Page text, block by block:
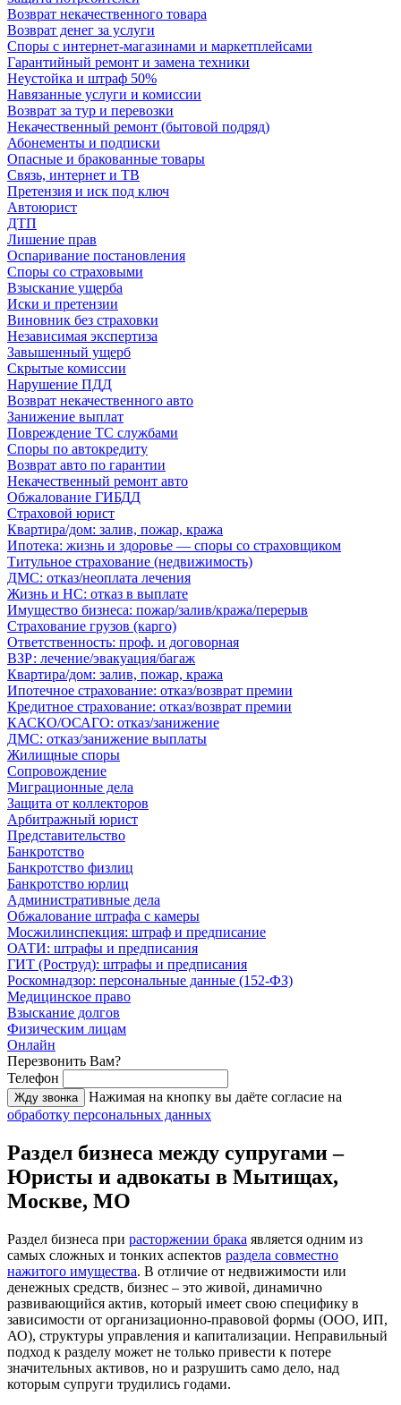
Возврат некачественного товара
Возврат денег за услуги
Споры с интернет-магазинами и маркетплейсами
Гарантийный ремонт и замена техники
Неустойка и штраф 50%
Навязанные услуги и комиссии
Возврат за тур и перевозки
Некачественный ремонт (бытовой подряд)
Абонементы и подписки
Опасные и бракованные товары
Связь, интернет и ТВ
Претензия и иск под ключ
Автоюрист
ДТП
Лишение прав
Оспаривание постановления
Споры со страховыми
Взыскание ущерба
Иски и претензии
Виновник без страховки
Независимая экспертиза
Завышенный ущерб
Скрытые комиссии
Нарушение ПДД
Возврат некачественного авто
Занижение выплат
Повреждение ТС службами
Споры по автокредиту
Возврат авто по гарантии
Некачественный ремонт авто
Обжалование ГИБДД
Страховой юрист
Квартира/дом: залив, пожар, кража
Ипотека: жизнь и здоровье — споры со страховщиком
Титульное страхование (недвижимость)
ДМС: отказ/неоплата лечения
Жизнь и НС: отказ в выплате
Имущество бизнеса: пожар/залив/кража/перерыв
Страхование грузов (карго)
Ответственность: проф. и договорная
ВЗР: лечение/эвакуация/багаж
Квартира/дом: залив, пожар, кража
Ипотечное страхование: отказ/возврат премии
Кредитное страхование: отказ/возврат премии
КАСКО/ОСАГО: отказ/занижение
ДМС: отказ/занижение выплаты
Жилищные споры
Сопровождение
Миграционные дела
Защита от коллекторов
Арбитражный юрист
Представительство
Банкротство
Банкротство физлиц
Банкротство юрлиц
Административные дела
Обжалование штрафа с камеры
Мосжилинспекция: штраф и предписание
ОАТИ: штрафы и предписания
ГИТ (Роструд): штрафы и предписания
Роскомнадзор: персональные данные (152-ФЗ)
Медицинское право
Взыскание долгов
Физическим лицам
Онлайн
Перезвонить Вам?
Телефон
Жду звонка
Нажимая на кнопку вы даёте согласие на
обработку персональных данных
Раздел бизнеса между супругами –
Юристы и адвокаты в Мытищах,
Москве, МО
Раздел бизнеса при расторжении брака является одним из
самых сложных и тонких аспектов раздела совместно
нажитого имущества. В отличие от недвижимости или
денежных средств, бизнес – это живой, динамично
развивающийся актив, который имеет свою специфику в
зависимости от организационно-правовой формы (ООО, ИП,
АО), структуры управления и капитализации. Неправильный
подход к разделу может не только привести к потере
значительных активов, но и разрушить само дело, над
которым супруги трудились годами.